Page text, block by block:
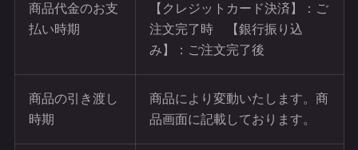
商品代金のお支
払い時期
【クレジットカード決済】：ご
注文完了時 【銀行振り込
み】：ご注文完了後
商品の引き渡し
時期
商品により変動いたします。商
品画面に記載しております。